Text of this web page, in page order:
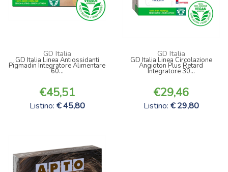
GD Italia
GD Italia Linea Antiossidanti
Pigmadin Integratore Alimentare
60...
45,51
Listino: 45,80
GD Italia
GD Italia Linea Circolazione
Angioton Plus Retard
Integratore 30...
29,46
Listino: 29,80